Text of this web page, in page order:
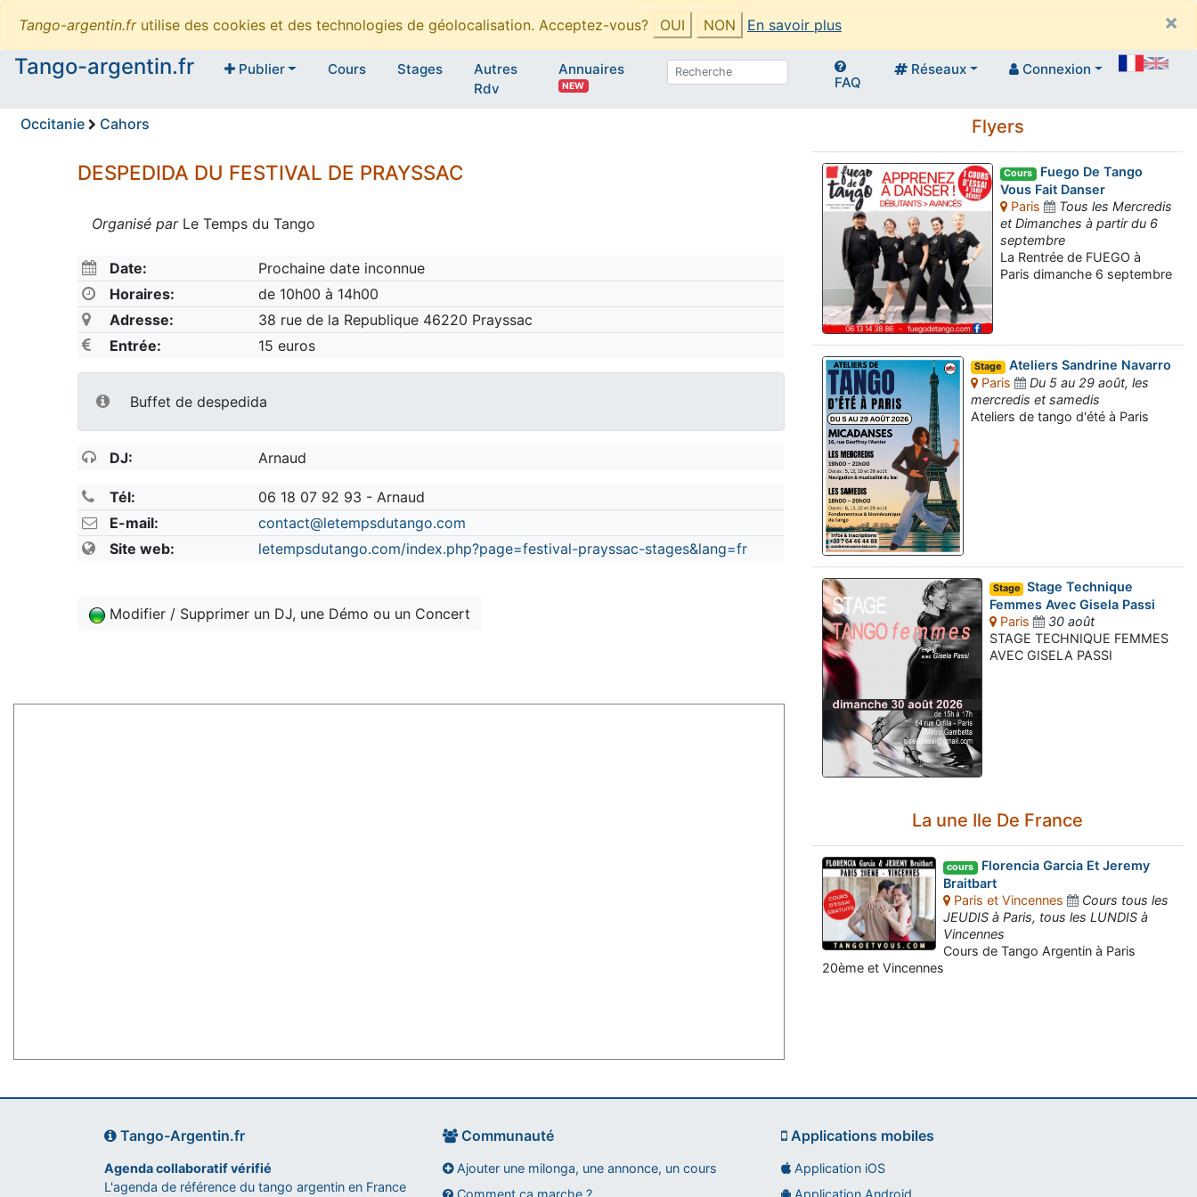
Tango-argentin.frutilise des cookies et des technologies de géolocalisation. Acceptez-vous? OUI NON En savoir plus
×
Tango-argentin.fr
Publier Cours Stages
Autres
Rdv
Annuaires
NEW FAQ
Réseaux Connexion
Occitanie Cahors
DESPEDIDA DU FESTIVAL DE PRAYSSAC
Organisé parLe Temps du Tango
Date:
Prochaine date inconnue
Horaires:
de 10h00 à 14h00
Adresse:
38 rue de la Republique 46220 Prayssac
Entrée:
15 euros
Buffet de despedida
DJ: Arnaud
Tél:
06 18 07 92 93 - Arnaud
E-mail:
contact@letempsdutango.com
Site web:
letempsdutango.com/index.php?page=festival-prayssac-stages&lang=fr
Modifier / Supprimer un DJ, une Démo ou un Concert
Flyers
Cours Fuego De Tango
Vous Fait Danser
Paris
Tous les Mercredis
et Dimanches à partir du 6
septembre
La Rentrée de FUEGO à
Paris dimanche 6 septembre
Stage Ateliers Sandrine Navarro
Paris
Du 5 au 29 août, les
mercredis et samedis
Ateliers de tango d'été à Paris
Stage
Stage Technique
Femmes Avec Gisela Passi
Paris
30 août
STAGE TECHNIQUE FEMMES
AVEC GISELA PASSI
La une Ile De France
cours Florencia Garcia Et Jeremy
Braitbart
Paris et Vincennes
Cours tous les
JEUDIS à Paris, tous les LUNDIS à
Vincennes
Cours de Tango Argentin à Paris
20ème et Vincennes
Tango-Argentin.fr
Agenda collaboratif vérifié
L'agenda de référence du tango argentin en France
Communauté
Ajouter une milonga, une annonce, un cours
Applications mobiles
Application iOS